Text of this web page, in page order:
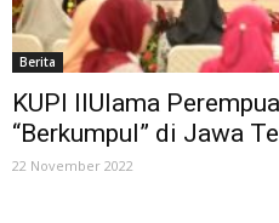
Berita
KUPI IIUlama
“Berkumpul” di Jawa
22 November 2022